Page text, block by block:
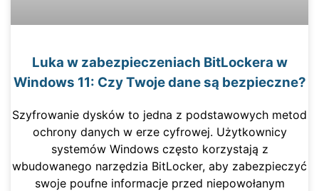
Luka w zabezpieczeniach BitLockera w
Windows 11: Czy Twoje dane są bezpieczne?
Szyfrowanie dysków to jedna z podstawowych metod
ochrony danych w erze cyfrowej. Użytkownicy
systemów Windows często korzystają z
wbudowanego narzędzia BitLocker, aby zabezpieczyć
swoje poufne informacje przed niepowołanym